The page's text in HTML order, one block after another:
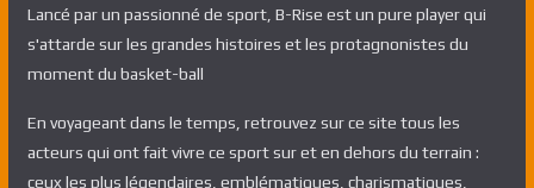
Lancé par un passionné de sport, B-Rise est un pure player qui
s'attarde sur les grandes histoires et les protagnonistes du
moment du basket-ball
En voyageant dans le temps, retrouvez sur ce site tous les
acteurs qui ont fait vivre ce sport sur et en dehors du terrain :
ceux les plus légendaires, emblématiques, charismatiques,